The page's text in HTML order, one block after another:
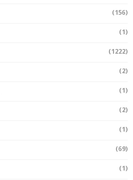
(156)
(1)
(1222)
(2)
(1)
(2)
(1)
(69)
(1)